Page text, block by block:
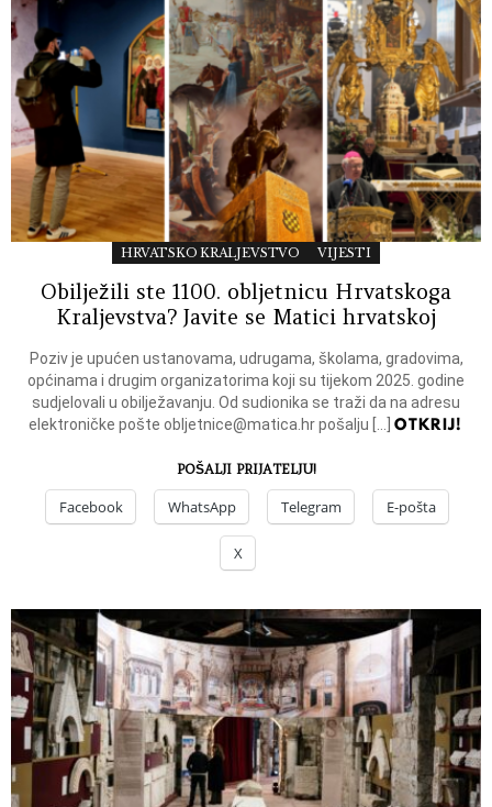
HRVATSKO KRALJEVSTVO VIJESTI
Obilježili ste 1100. obljetnicu Hrvatskoga
Kraljevstva? Javite se Matici hrvatskoj
Poziv je upućen ustanovama, udrugama, školama, gradovima,
općinama i drugim organizatorima koji su tijekom 2025. godine
sudjelovali u obilježavanju. Od sudionika se traži da na adresu
elektroničke pošteobljetnice@matica.hrpošalju […]OTKRIJ!
POŠALJI PRIJATELJU!
Facebook WhatsApp Telegram E-pošta
X